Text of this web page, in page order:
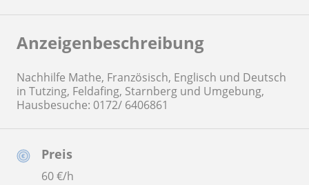
Preis
60€/h
Anzeigenbeschreibung
Nachhilfe Mathe, Französisch, Englisch und Deutsch
in Tutzing, Feldafing, Starnberg und Umgebung,
Hausbesuche: 0172/ 6406861